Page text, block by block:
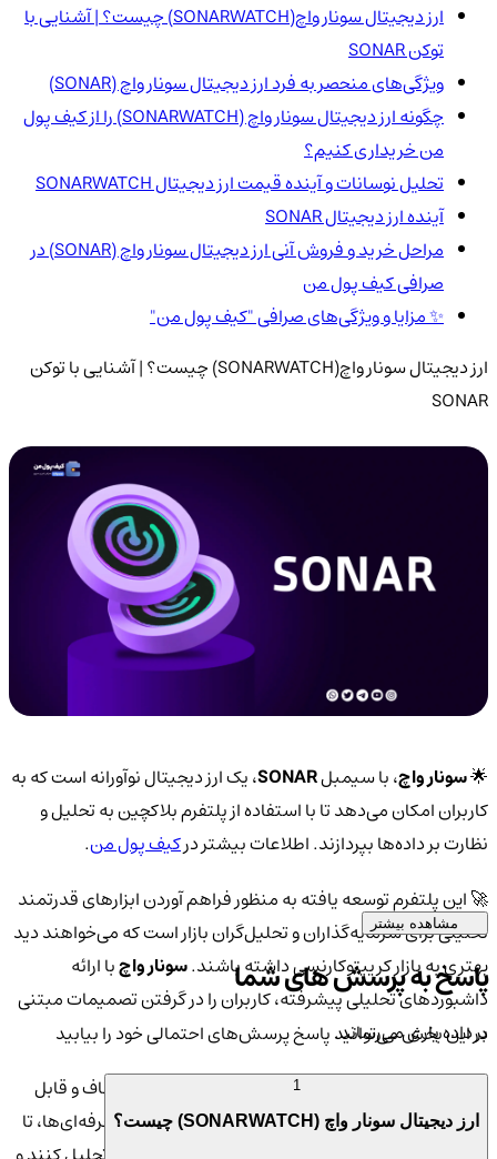
ارز دیجیتال سونار واچ(SONARWATCH) چیست؟ | آشنایی با
توکن SONAR
ویژگی‌های منحصر به فرد ارز دیجیتال سونار واچ (SONAR)
چگونه ارز دیجیتال سونار واچ (SONARWATCH) را از کیف پول
من خریداری کنیم؟
تحلیل نوسانات و آینده قیمت ارز دیجیتال SONARWATCH
آینده ارز دیجیتال SONAR
مراحل خرید و فروش آنی ارز دیجیتال سونار واچ (SONAR) در
صرافی کیف پول من
✨ مزایا و ویژگی‌های صرافی "کیف پول من"
ارز دیجیتال سونار واچ(SONARWATCH) چیست؟ | آشنایی با توکن
SONAR
🌟سونار واچ، با سیمبلSONAR، یک ارز دیجیتال نوآورانه است که به
کاربران امکان می‌دهد تا با استفاده از پلتفرم بلاکچین به تحلیل و
نظارت بر داده‌ها بپردازند. اطلاعات بیشتر درکیف پول من.
🚀 این پلتفرم توسعه یافته به منظور فراهم آوردن ابزارهای قدرتمند
تحلیلی برای سرمایه‌گذاران و تحلیل‌گران بازار است که می‌خواهند دید
بهتری به بازار کریپتوکارنسی داشته باشند.سونار واچبا ارائه
داشبورد‌های تحلیلی پیشرفته، کاربران را در گرفتن تصمیمات مبتنی
بر داده یاری می‌رساند.
SONAR ، ایجاد یک اکوسیستم شفاف و قابل
دسترس برای تمامی کاربران است، از آماتورها گرفته تا حرفه‌ای‌ها، تا
مشاهده بیشتر
پاسخ به پرسش های شما
در این بخش می‌توانید پاسخ پرسش‌های احتمالی خود را بیابید
ارز دیجیتال سونار واچ (SONARWATCH) چیست؟